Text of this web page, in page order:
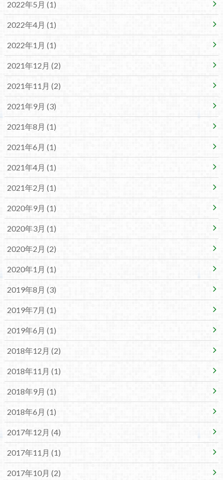
2022年5月 (1)
2022年4月 (1)
2022年1月 (1)
2021年12月 (2)
2021年11月 (2)
2021年9月 (3)
2021年8月 (1)
2021年6月 (1)
2021年4月 (1)
2021年2月 (1)
2020年9月 (1)
2020年3月 (1)
2020年2月 (2)
2020年1月 (1)
2019年8月 (3)
2019年7月 (1)
2019年6月 (1)
2018年12月 (2)
2018年11月 (1)
2018年9月 (1)
2018年6月 (1)
2017年12月 (4)
2017年11月 (1)
2017年10月 (2)